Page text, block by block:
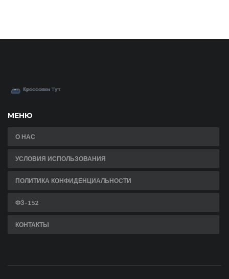
МЕНЮ
О НАС
УСЛОВИЯ ИСПОЛЬЗОВАНИЯ
ПОЛИТИКА КОНФИДЕНЦИАЛЬНОСТИ
ФЗ-152
КОНТАКТЫ